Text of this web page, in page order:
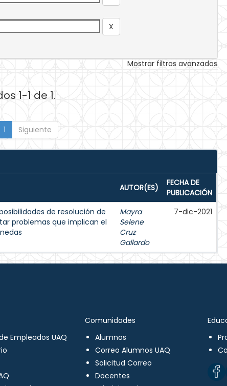
Mostrar filtros avanzados
1-1 de 1.
1 Siguiente
AUTOR(ES)
FECHA DE
PUBLICACIÓN
de resolución de
problemas que implican el
Mayra
Selene
Cruz
Gallardo
7-dic-2021
Empleados UAQ
Comunidades
Alumnos
Correo Alumnos UAQ
Solicitud Correo
Docentes